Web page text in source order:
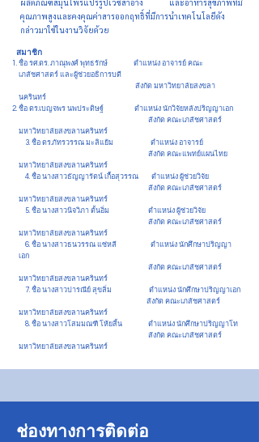
คุณภาพสูงและคงคุณค่าสารออกฤทธิ์ที่มีการนำเทคโนโลยีดัง
กล่าวมาใช้ในงานวิจัยด้วย
สมาชิก
ชื่อ รศ.ดร. ภาณุพงศ์ พุทธรักษ์ ตำแหน่ง อาจารย์ คณะ
เภสัชศาสตร์ และผู้ช่วยอธิการบดี​
สังกัด มหาวิทยาลัยสงขลา
นครินทร์
ชื่อ ดร.เบญจพร นพประดิษฐ์ ตำแหน่ง นักวิจัยหลังปริญญาเอก
สังกัด คณะเภสัชศาสตร์
มหาวิทยาลัยสงขลานครินทร์
3. ชื่อ ดร.ภัทรวรรณ มะลิแย้ม ตำแหน่ง อาจารย์
สังกัด คณะแพทย์แผนไทย
มหาวิทยาลัยสงขลานครินทร์
4. ชื่อ นางสาวธัญญารัตน์ เกื้อสุวรรณ ตำแหน่ง ผู้ช่วยวิจัย
สังกัด คณะเภสัชศาสตร์
มหาวิทยาลัยสงขลานครินทร์
5. ชื่อ นางสาวนิจวิภา ตั้นอิ่ม ตำแหน่ง ผู้ช่วยวิจัย
สังกัด คณะเภสัชศาสตร์
มหาวิทยาลัยสงขลานครินทร์
6. ชื่อ นางสาวธนวรรณ แซ่หลี ตำแหน่ง นักศึกษาปริญญา
เอก
สังกัด คณะเภสัชศาสตร์
มหาวิทยาลัยสงขลานครินทร์
7. ชื่อ นางสาวปารณีย์ สุขลิ่ม ตำแหน่ง นักศึกษาปริญญาเอก
สังกัด คณะเภสัชศาสตร์
มหาวิทยาลัยสงขลานครินทร์
8. ชื่อ นางสาวโสมมณฑี โห้ยสิ้น ตำแหน่ง นักศึกษาปริญญาโท
สังกัด คณะเภสัชศาสตร์
มหาวิทยาลัยสงขลานครินทร์
ช่องทางการติดต่อ